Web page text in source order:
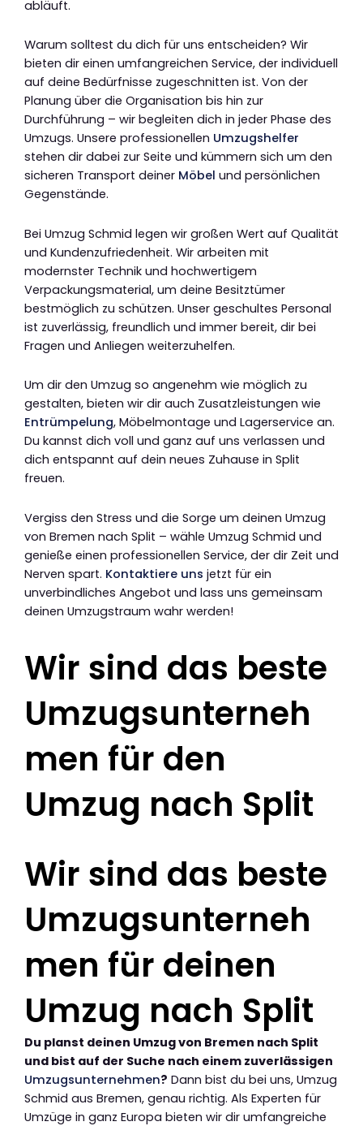
abläuft.
Warum solltest du dich für uns entscheiden? Wir
bieten dir einen umfangreichen Service, der individuell
auf deine Bedürfnisse zugeschnitten ist. Von der
Planung über die Organisation bis hin zur
Durchführung – wir begleiten dich in jeder Phase des
Umzugs. Unsere professionellen Umzugshelfer
stehen dir dabei zur Seite und kümmern sich um den
sicheren Transport deiner Möbel und persönlichen
Gegenstände.
Bei Umzug Schmid legen wir großen Wert auf Qualität
und Kundenzufriedenheit. Wir arbeiten mit
modernster Technik und hochwertigem
Verpackungsmaterial, um deine Besitztümer
bestmöglich zu schützen. Unser geschultes Personal
ist zuverlässig, freundlich und immer bereit, dir bei
Fragen und Anliegen weiterzuhelfen.
Um dir den Umzug so angenehm wie möglich zu
gestalten, bieten wir dir auch Zusatzleistungen wie
Entrümpelung, Möbelmontage und Lagerservice an.
Du kannst dich voll und ganz auf uns verlassen und
dich entspannt auf dein neues Zuhause in Split
freuen.
Vergiss den Stress und die Sorge um deinen Umzug
von Bremen nach Split – wähle Umzug Schmid und
genieße einen professionellen Service, der dir Zeit und
Nerven spart. Kontaktiere uns jetzt für ein
unverbindliches Angebot und lass uns gemeinsam
deinen Umzugstraum wahr werden!
Wir sind das beste
Umzugsunterneh
men für den
Umzug nach Split
Wir sind das beste
Umzugsunterneh
men für deinen
Umzug nach Split
Du planst deinen Umzug von Bremen nach Split
und bist auf der Suche nach einem zuverlässigen
Umzugsunternehmen? Dann bist du bei uns, Umzug
Schmid aus Bremen, genau richtig. Als Experten für
Umzüge in ganz Europa bieten wir dir umfangreiche